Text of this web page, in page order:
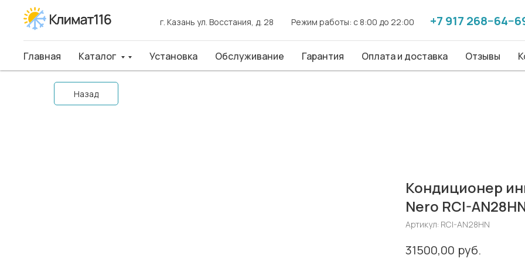
г. Казань ул. Восстания, д. 28 Режим работы: с 8:00 до 22:00 +7 917
Главная Каталог Установка Обслуживание Гарантия Оплата и доставка Отзывы
г. Казань ул. Восстания, д. 28 Режим работы: с 8:00 до 22:00 +7 917
Главная Каталог Установка Обслуживание Гарантия Оплата и доставка Отзывы
Назад
Кондиционер
Nero RCI-
Артикул: RCI-AN28HN
31500,00 руб.